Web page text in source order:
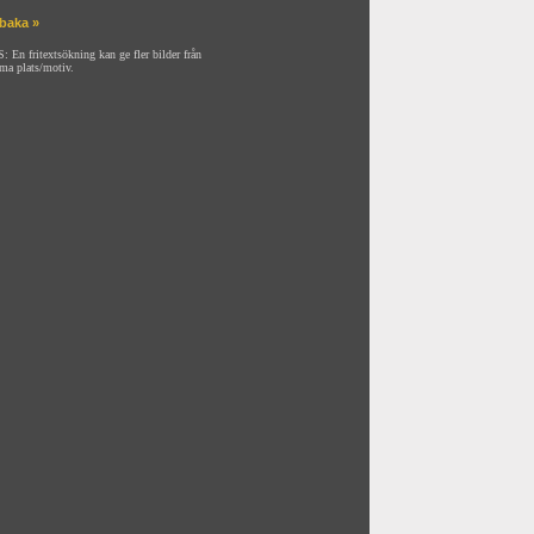
»
En fritextsökning kan ge fler bilder från
plats/motiv.